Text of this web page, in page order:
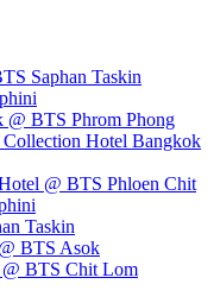
Saphan Taskin
@ BTS Phrom Phong
Hotel Bangkok
@ BTS Phloen Chit
Taskin
BTS Asok
@ BTS Chit Lom